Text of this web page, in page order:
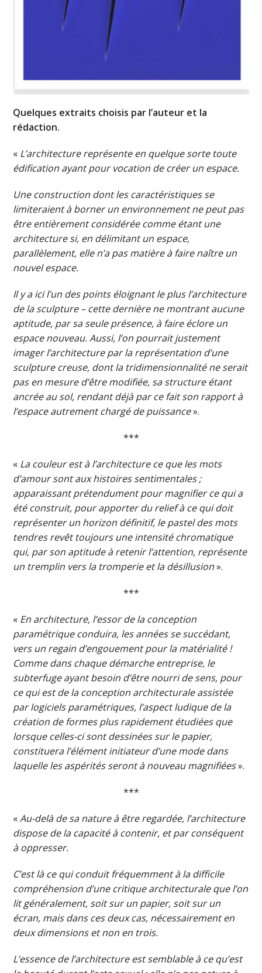
Quelques extraits choisis par l’auteur et la
rédaction.
« L’architecture représente en quelque sorte toute
édification ayant pour vocation de créer un espace.
Une construction dont les caractéristiques se
limiteraient à borner un environnement ne peut pas
être entièrement considérée comme étant une
architecture si, en délimitant un espace,
parallèlement, elle n’a pas matière à faire naître un
nouvel espace.
Il y a ici l’un des points éloignant le plus l’architecture
de la sculpture – cette dernière ne montrant aucune
aptitude, par sa seule présence, à faire éclore un
espace nouveau. Aussi, l’on pourrait justement
imager l’architecture par la représentation d’une
sculpture creuse, dont la tridimensionnalité ne serait
pas en mesure d’être modifiée, sa structure étant
ancrée au sol, rendant déjà par ce fait son rapport à
l’espace autrement chargé de puissance».
***
« La couleur est à l’architecture ce que les mots
d’amour sont aux histoires sentimentales ;
apparaissant prétendument pour magnifier ce qui a
été construit, pour apporter du relief à ce qui doit
représenter un horizon définitif, le pastel des mots
tendres revêt toujours une intensité chromatique
qui, par son aptitude à retenir l’attention, représente
un tremplin vers la tromperie et la désillusion».
***
« En architecture, l’essor de la conception
paramétrique conduira, les années se succédant,
vers un regain d’engouement pour la matérialité !
Comme dans chaque démarche entreprise, le
subterfuge ayant besoin d’être nourri de sens, pour
ce qui est de la conception architecturale assistée
par logiciels paramétriques, l’aspect ludique de la
création de formes plus rapidement étudiées que
lorsque celles-ci sont dessinées sur le papier,
constituera l’élément initiateur d’une mode dans
laquelle les aspérités seront à nouveau magnifiées».
***
«Au-delà de sa nature à être regardée, l’architecture
dispose de la capacité à contenir, et par conséquent
à oppresser.
C’est là ce qui conduit fréquemment à la difficile
compréhension d’une critique architecturale que l’on
lit généralement, soit sur un papier, soit sur un
écran, mais dans ces deux cas, nécessairement en
deux dimensions et non en trois.
L’essence de l’architecture est semblable à ce qu’est